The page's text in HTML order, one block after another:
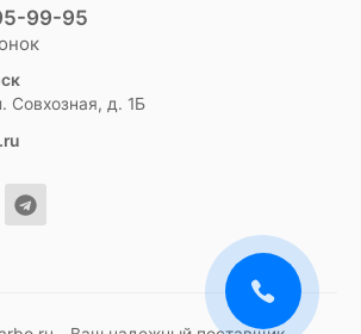
99-95
Совхозная, д. 1Б